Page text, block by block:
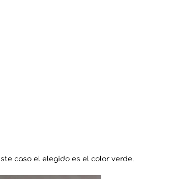
caso el elegido es el color verde.